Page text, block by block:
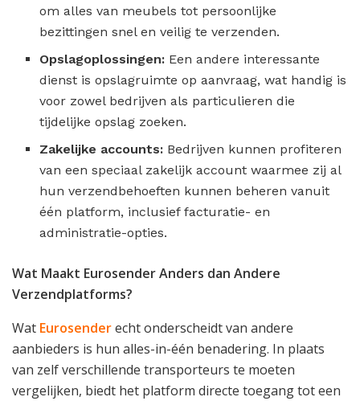
om alles van meubels tot persoonlijke
bezittingen snel en veilig te verzenden.
Opslagoplossingen: Een andere interessante
dienst is opslagruimte op aanvraag, wat handig is
voor zowel bedrijven als particulieren die
tijdelijke opslag zoeken.
Zakelijke accounts: Bedrijven kunnen profiteren
van een speciaal zakelijk account waarmee zij al
hun verzendbehoeften kunnen beheren vanuit
één platform, inclusief facturatie- en
administratie-opties.
Wat Maakt Eurosender Anders dan Andere
Verzendplatforms?
Wat Eurosenderecht onderscheidt van andere
aanbieders is hun alles-in-één benadering. In plaats
van zelf verschillende transporteurs te moeten
vergelijken, biedt het platform directe toegang tot een